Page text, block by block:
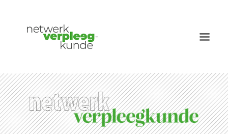
OVER NETWERK VERPLEEGKUNDE
NIEUWS
RUBRIEKEN